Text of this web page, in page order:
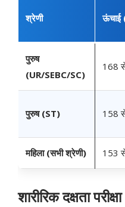
श्रेणी
पुरुष
(UR/SEBC/SC)
168
पुरुष (ST) 158
महिला (सभी श्रेणी) 153
शारीरिक दक्षता